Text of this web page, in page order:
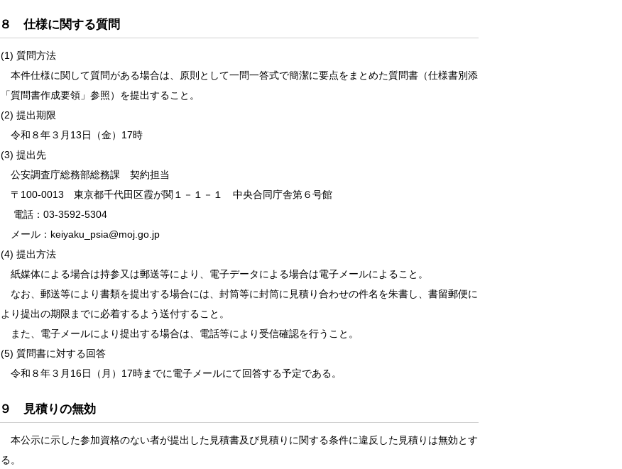
８ 仕様に関する質問
(1) 質問方法
本件仕様に関して質問がある場合は、原則として一問一答式で簡潔に要点をまとめた質問書（仕様書別添
「質問書作成要領」参照）を提出すること。
(2) 提出期限
令和８年３月13日（金）17時
(3) 提出先
公安調査庁総務部総務課 契約担当
〒100-0013 東京都千代田区霞が関１－１－１ 中央合同庁舎第６号館
電話：03-3592-5304
メール：keiyaku_psia@moj.go.jp
(4) 提出方法
紙媒体による場合は持参又は郵送等により、電子データによる場合は電子メールによること。
なお、郵送等により書類を提出する場合には、封筒等に封筒に見積り合わせの件名を朱書し、書留郵便に
より提出の期限までに必着するよう送付すること。
また、電子メールにより提出する場合は、電話等により受信確認を行うこと。
(5) 質問書に対する回答
令和８年３月16日（月）17時までに電子メールにて回答する予定である。
９ 見積りの無効
本公示に示した参加資格のない者が提出した見積書及び見積りに関する条件に違反した見積りは無効とす
る。